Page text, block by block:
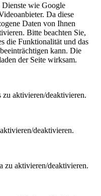
Dienste wie Google
Da diese
Daten von Ihnen
Bitte beachten Sie,
die Funktionalität und das
kann. Die
der Seite wirksam.
aktivieren/deaktivieren.
deaktivieren.
zu aktivieren/deaktivieren.